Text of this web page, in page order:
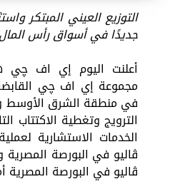
التوزيع العيني المبتكر
جديدًا في أسواق رأس
أعلنت اليوم إي اف چي
مجموعة إي اف چي
في منطقة الشرق الأوسط
الترويج وتغطية الاكتتاب
الخدمات الاستشارية
ڤاليو في البورصة
ڤاليو في البورصة